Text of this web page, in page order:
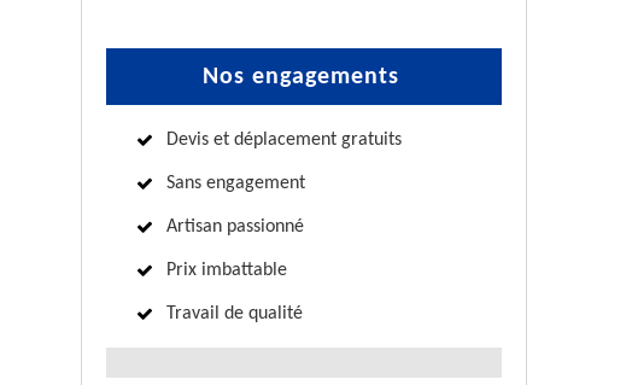
Nos engagements
Devis et déplacement gratuits
Sans engagement
Artisan passionné
Prix imbattable
Travail de qualité